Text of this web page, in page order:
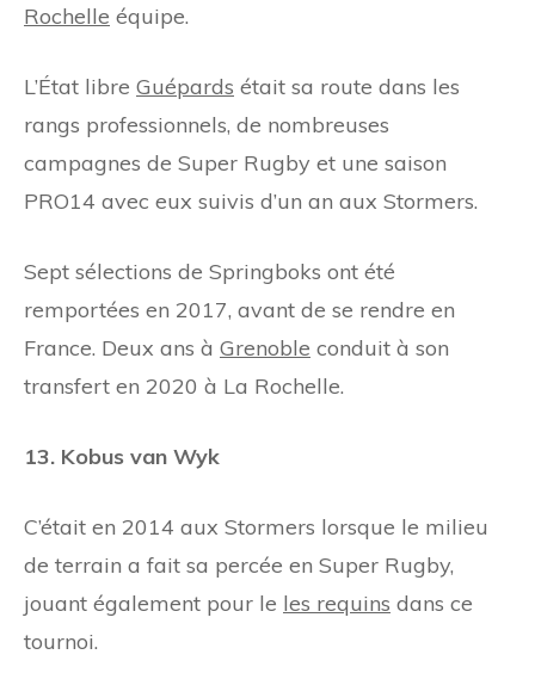
Rochelle équipe.
L’État libre Guépards était sa route dans les
rangs professionnels, de nombreuses
campagnes de Super Rugby et une saison
PRO14 avec eux suivis d’un an aux Stormers.
Sept sélections de Springboks ont été
remportées en 2017, avant de se rendre en
France. Deux ans à Grenoble conduit à son
transfert en 2020 à La Rochelle.
13. Kobus van Wyk
C’était en 2014 aux Stormers lorsque le milieu
de terrain a fait sa percée en Super Rugby,
jouant également pour le les requins dans ce
tournoi.